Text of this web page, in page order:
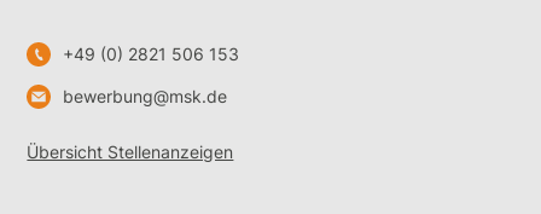
+49 (0) 2821 506 153
bewerbung@msk.de
Übersicht Stellenanzeigen